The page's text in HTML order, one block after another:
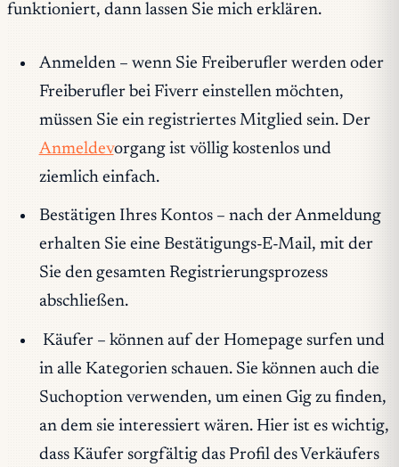
funktioniert, dann lassen Sie mich erklären.
Anmelden – wenn Sie Freiberufler werden oder
Freiberufler bei Fiverr einstellen möchten,
müssen Sie ein registriertes Mitglied sein. Der
Anmeldevorgang ist völlig kostenlos und
ziemlich einfach.
Bestätigen Ihres Kontos– nach der Anmeldung
erhalten Sie eine Bestätigungs-E-Mail, mit der
Sie den gesamten Registrierungsprozess
abschließen.
Käufer – können auf der Homepage surfen und
in alle Kategorien schauen. Sie können auch die
Suchoption verwenden, um einen Gig zu finden,
an dem sie interessiert wären. Hier ist es wichtig,
dass Käufer sorgfältig das Profil des Verkäufers